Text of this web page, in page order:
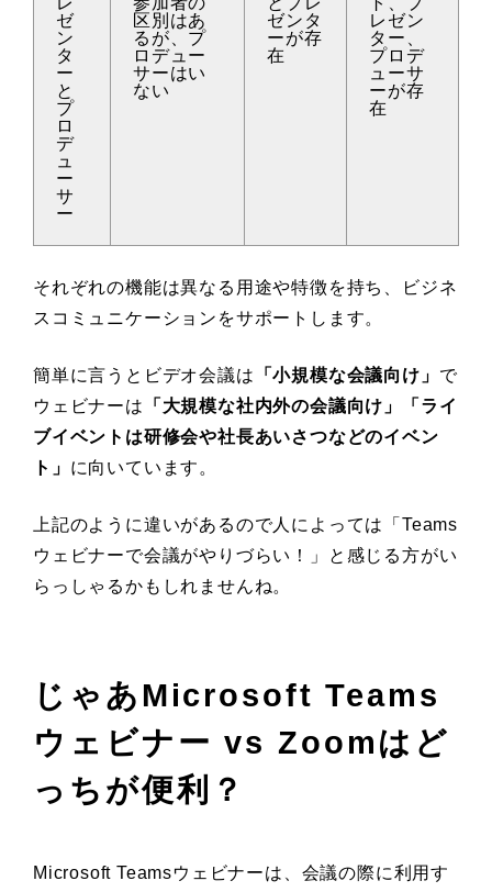
ゼ
ン
タ
ー
と
プ
ロ
デ
ュ
ー
サ
ー
区別はあ
るが、プ
ロデュー
サーはい
ない
ゼンタ
ーが存
在
レゼン
ター、
プロデ
ューサ
ーが存
在
それぞれの機能は異なる用途や特徴を持ち、ビジネ
スコミュニケーションをサポートします。
簡単に言うとビデオ会議は 「小規模な会議向け」 で
ウェビナーは
「大規模な社内外の会議向け」「ライ
ブイベントは研修会や社長あいさつなどのイベン
ト」 に向いています。
上記のように違いがあるので人によっては「Teams
ウェビナーで会議がやりづらい！」と感じる方がい
らっしゃるかもしれませんね。
じゃあMicrosoft Teams
ウェビナー vs Zoomはど
っちが便利？
Microsoft Teamsウェビナーは、会議の際に利用す